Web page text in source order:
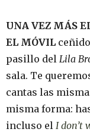
UNA VEZ MÁS
EL MÓVIL
pasillo del Lila
sala. Te
cantas las
misma forma:
incluso el I don’t